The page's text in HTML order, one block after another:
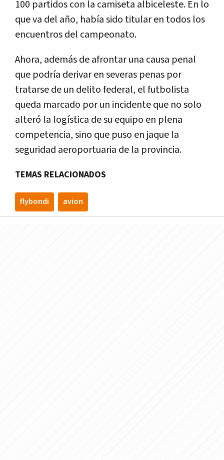
100 partidos con la camiseta albiceleste. En lo
que va del año, había sido titular en todos los
encuentros del campeonato.
Ahora, además de afrontar una causa penal
que podría derivar en severas penas por
tratarse de un delito federal, el futbolista
queda marcado por un incidente que no solo
alteró la logística de su equipo en plena
competencia, sino que puso en jaque la
seguridad aeroportuaria de la provincia.
TEMAS RELACIONADOS
flybondi avion